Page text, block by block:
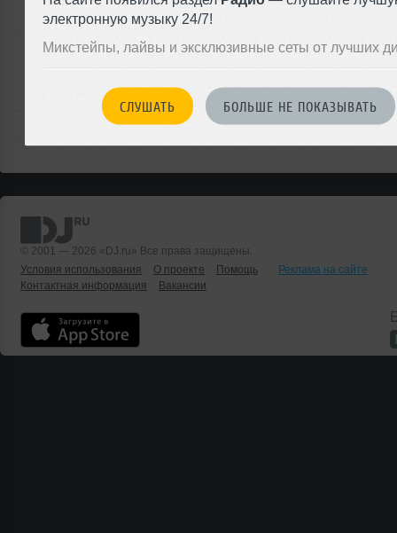
электронную музыку 24/7!
Микстейпы, лайвы и эксклюзивные сеты от лучших
СЛУШАТЬ БОЛЬШЕ НЕ ПОКАЗЫВАТЬ
ЗАРЕГИСТРИРУЙТЕСЬ
Или
© 2001 — 2026 «DJ.ru» Все права защищены.
Условия использования
О проекте Помощь
Реклама на сайте
Контактная информация
Вакансии